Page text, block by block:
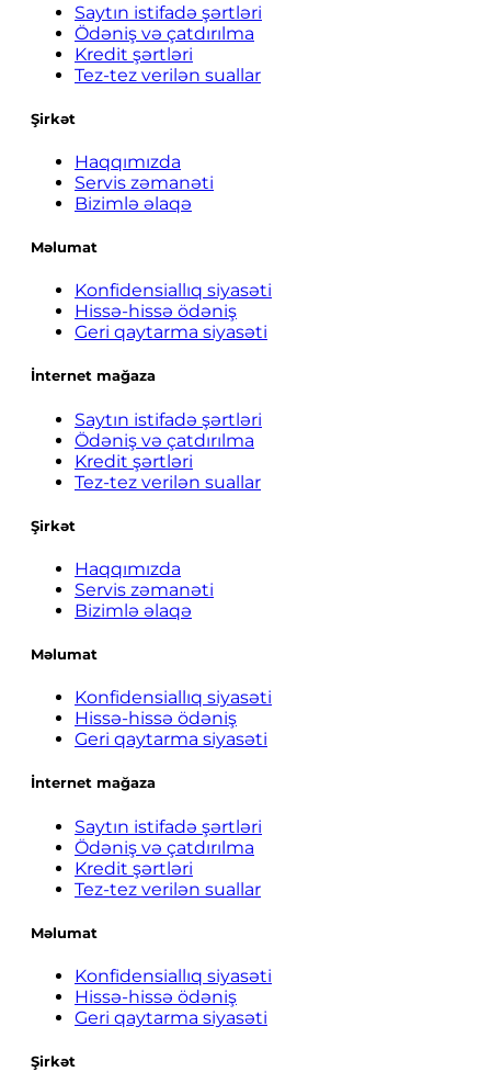
Saytın istifadə şərtləri
Ödəniş və çatdırılma
Kredit şərtləri
Tez-tez verilən suallar
Şirkət
Haqqımızda
Servis zəmanəti
Bizimlə əlaqə
Məlumat
Konfidensiallıq siyasəti
Hissə-hissə ödəniş
Geri qaytarma siyasəti
İnternet mağaza
Saytın istifadə şərtləri
Ödəniş və çatdırılma
Kredit şərtləri
Tez-tez verilən suallar
Şirkət
Haqqımızda
Servis zəmanəti
Bizimlə əlaqə
Məlumat
Konfidensiallıq siyasəti
Hissə-hissə ödəniş
Geri qaytarma siyasəti
İnternet mağaza
Saytın istifadə şərtləri
Ödəniş və çatdırılma
Kredit şərtləri
Tez-tez verilən suallar
Məlumat
Konfidensiallıq siyasəti
Hissə-hissə ödəniş
Geri qaytarma siyasəti
Şirkət